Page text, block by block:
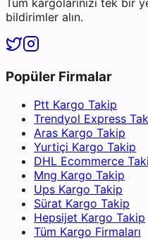
bildirimler alın.
Popüler Firmalar
Ptt Kargo Takip
Trendyol Express
Aras Kargo Takip
Yurtiçi Kargo Takip
DHL Ecommerce
Mng Kargo Takip
Ups Kargo Takip
Sürat Kargo Takip
Hepsijet Kargo Takip
Tüm Kargo Firmaları